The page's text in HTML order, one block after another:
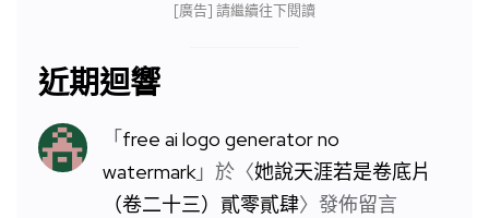
[廣告] 請繼續往下閱讀
近期迴響
「free ai logo generator no
watermark」於〈她說天涯若是卷底片
（卷二十三）貳零貳肆〉發佈留言